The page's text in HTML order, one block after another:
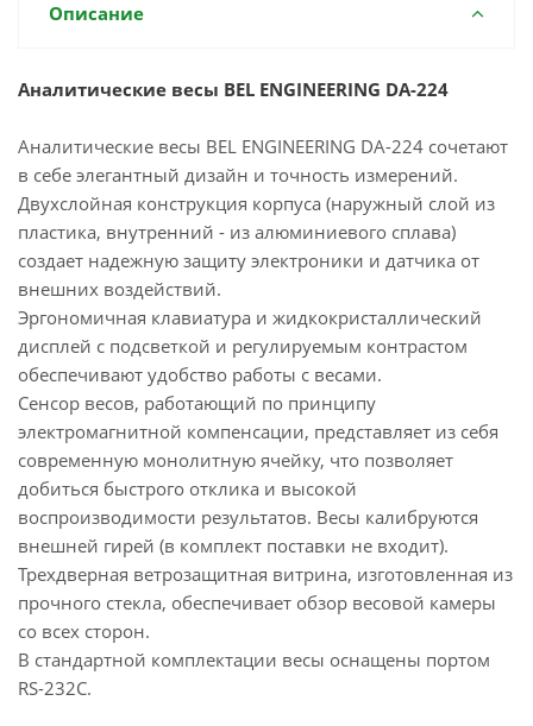
Описание
Аналитические весы BEL ENGINEERING DA-224
Аналитические весы BEL ENGINEERING DA-224 cочетают
в себе элегантный дизайн и точность измерений.
Двухслойная конструкция корпуса (наружный слой из
пластика, внутренний - из алюминиевого сплава)
создает надежную защиту электроники и датчика от
внешних воздействий.
Эргономичная клавиатура и жидкокристаллический
дисплей с подсветкой и регулируемым контрастом
обеспечивают удобство работы с весами.
Сенсор весов, работающий по принципу
электромагнитной компенсации, представляет из себя
современную монолитную ячейку, что позволяет
добиться быстрого отклика и высокой
воспроизводимости результатов. Весы калибруются
внешней гирей (в комплект поставки не входит).
Трехдверная ветрозащитная витрина, изготовленная из
прочного стекла, обеспечивает обзор весовой камеры
со всех сторон.
В стандартной комплектации весы оснащены портом
RS-232C.